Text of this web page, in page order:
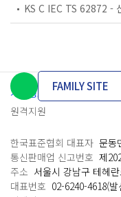
개인정보처리방침 이용
원격지원
FAMILY SITE
한국표준협회 대표자 문동
통신판매업 신고번호 제
주소 서울시 강남구 테헤
대표번호 02-6240-4618(